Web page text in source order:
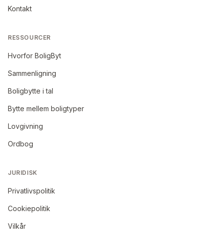
Kontakt
RESSOURCER
Hvorfor BoligByt
Sammenligning
Boligbytte i tal
Bytte mellem boligtyper
Lovgivning
Ordbog
JURIDISK
Privatlivspolitik
Cookiepolitik
Vilkår